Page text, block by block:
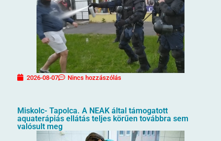
2026-08-07 Nincs hozzászólás
Miskolc- Tapolca. A NEAK által támogatott
aquaterápiás ellátás teljes körűen továbbra sem
valósult meg